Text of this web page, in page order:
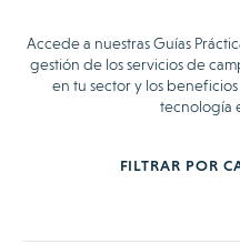
Accede a nuestras Guías
gestión de los servicios de
en tu sector y los
tecnología